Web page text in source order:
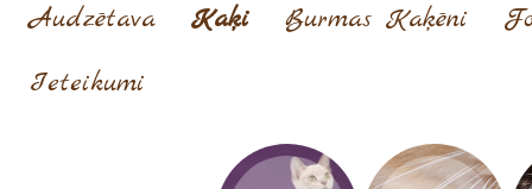
Audzētava Kaķi Burmas Kaķēni
Ieteikumi